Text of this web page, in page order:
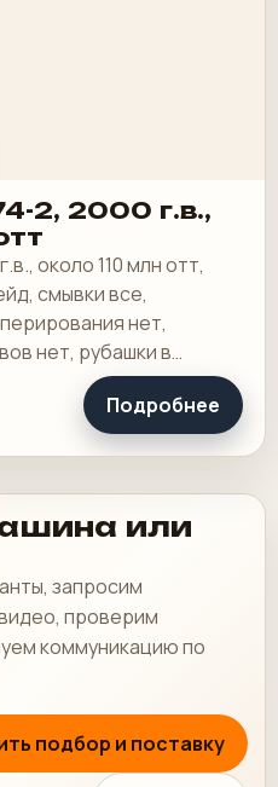
2, 2000 г.в.,
около 110 млн отт,
смывки все,
нет,
нет, рубашки в
и цепи в хорошем.
Подробнее
или
запросим
проверим
коммуникацию по
подбор и поставку